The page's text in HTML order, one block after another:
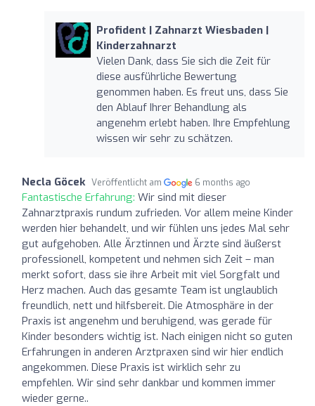
Profident | Zahnarzt Wiesbaden |
Kinderzahnarzt
Vielen Dank, dass Sie sich die Zeit für
diese ausführliche Bewertung
genommen haben. Es freut uns, dass Sie
den Ablauf Ihrer Behandlung als
angenehm erlebt haben. Ihre Empfehlung
wissen wir sehr zu schätzen.
Necla Göcek Veröffentlicht am 6 months ago
Fantastische Erfahrung: Wir sind mit dieser
Zahnarztpraxis rundum zufrieden. Vor allem meine Kinder
werden hier behandelt, und wir fühlen uns jedes Mal sehr
gut aufgehoben. Alle Ärztinnen und Ärzte sind äußerst
professionell, kompetent und nehmen sich Zeit – man
merkt sofort, dass sie ihre Arbeit mit viel Sorgfalt und
Herz machen. Auch das gesamte Team ist unglaublich
freundlich, nett und hilfsbereit. Die Atmosphäre in der
Praxis ist angenehm und beruhigend, was gerade für
Kinder besonders wichtig ist. Nach einigen nicht so guten
Erfahrungen in anderen Arztpraxen sind wir hier endlich
angekommen. Diese Praxis ist wirklich sehr zu
empfehlen. Wir sind sehr dankbar und kommen immer
wieder gerne..